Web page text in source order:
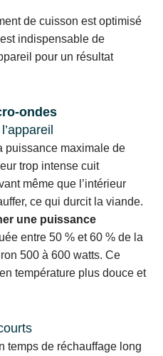
de cuisson est optimisé
indispensable de
pour un résultat
ondes
puissance maximale de
trop intense cuit
même que l’intérieur
ce qui durcit la viande.
une puissance
entre 50 % et 60 % de la
500 à 600 watts. Ce
température plus douce et
temps de réchauffage long